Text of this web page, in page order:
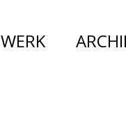
WERK